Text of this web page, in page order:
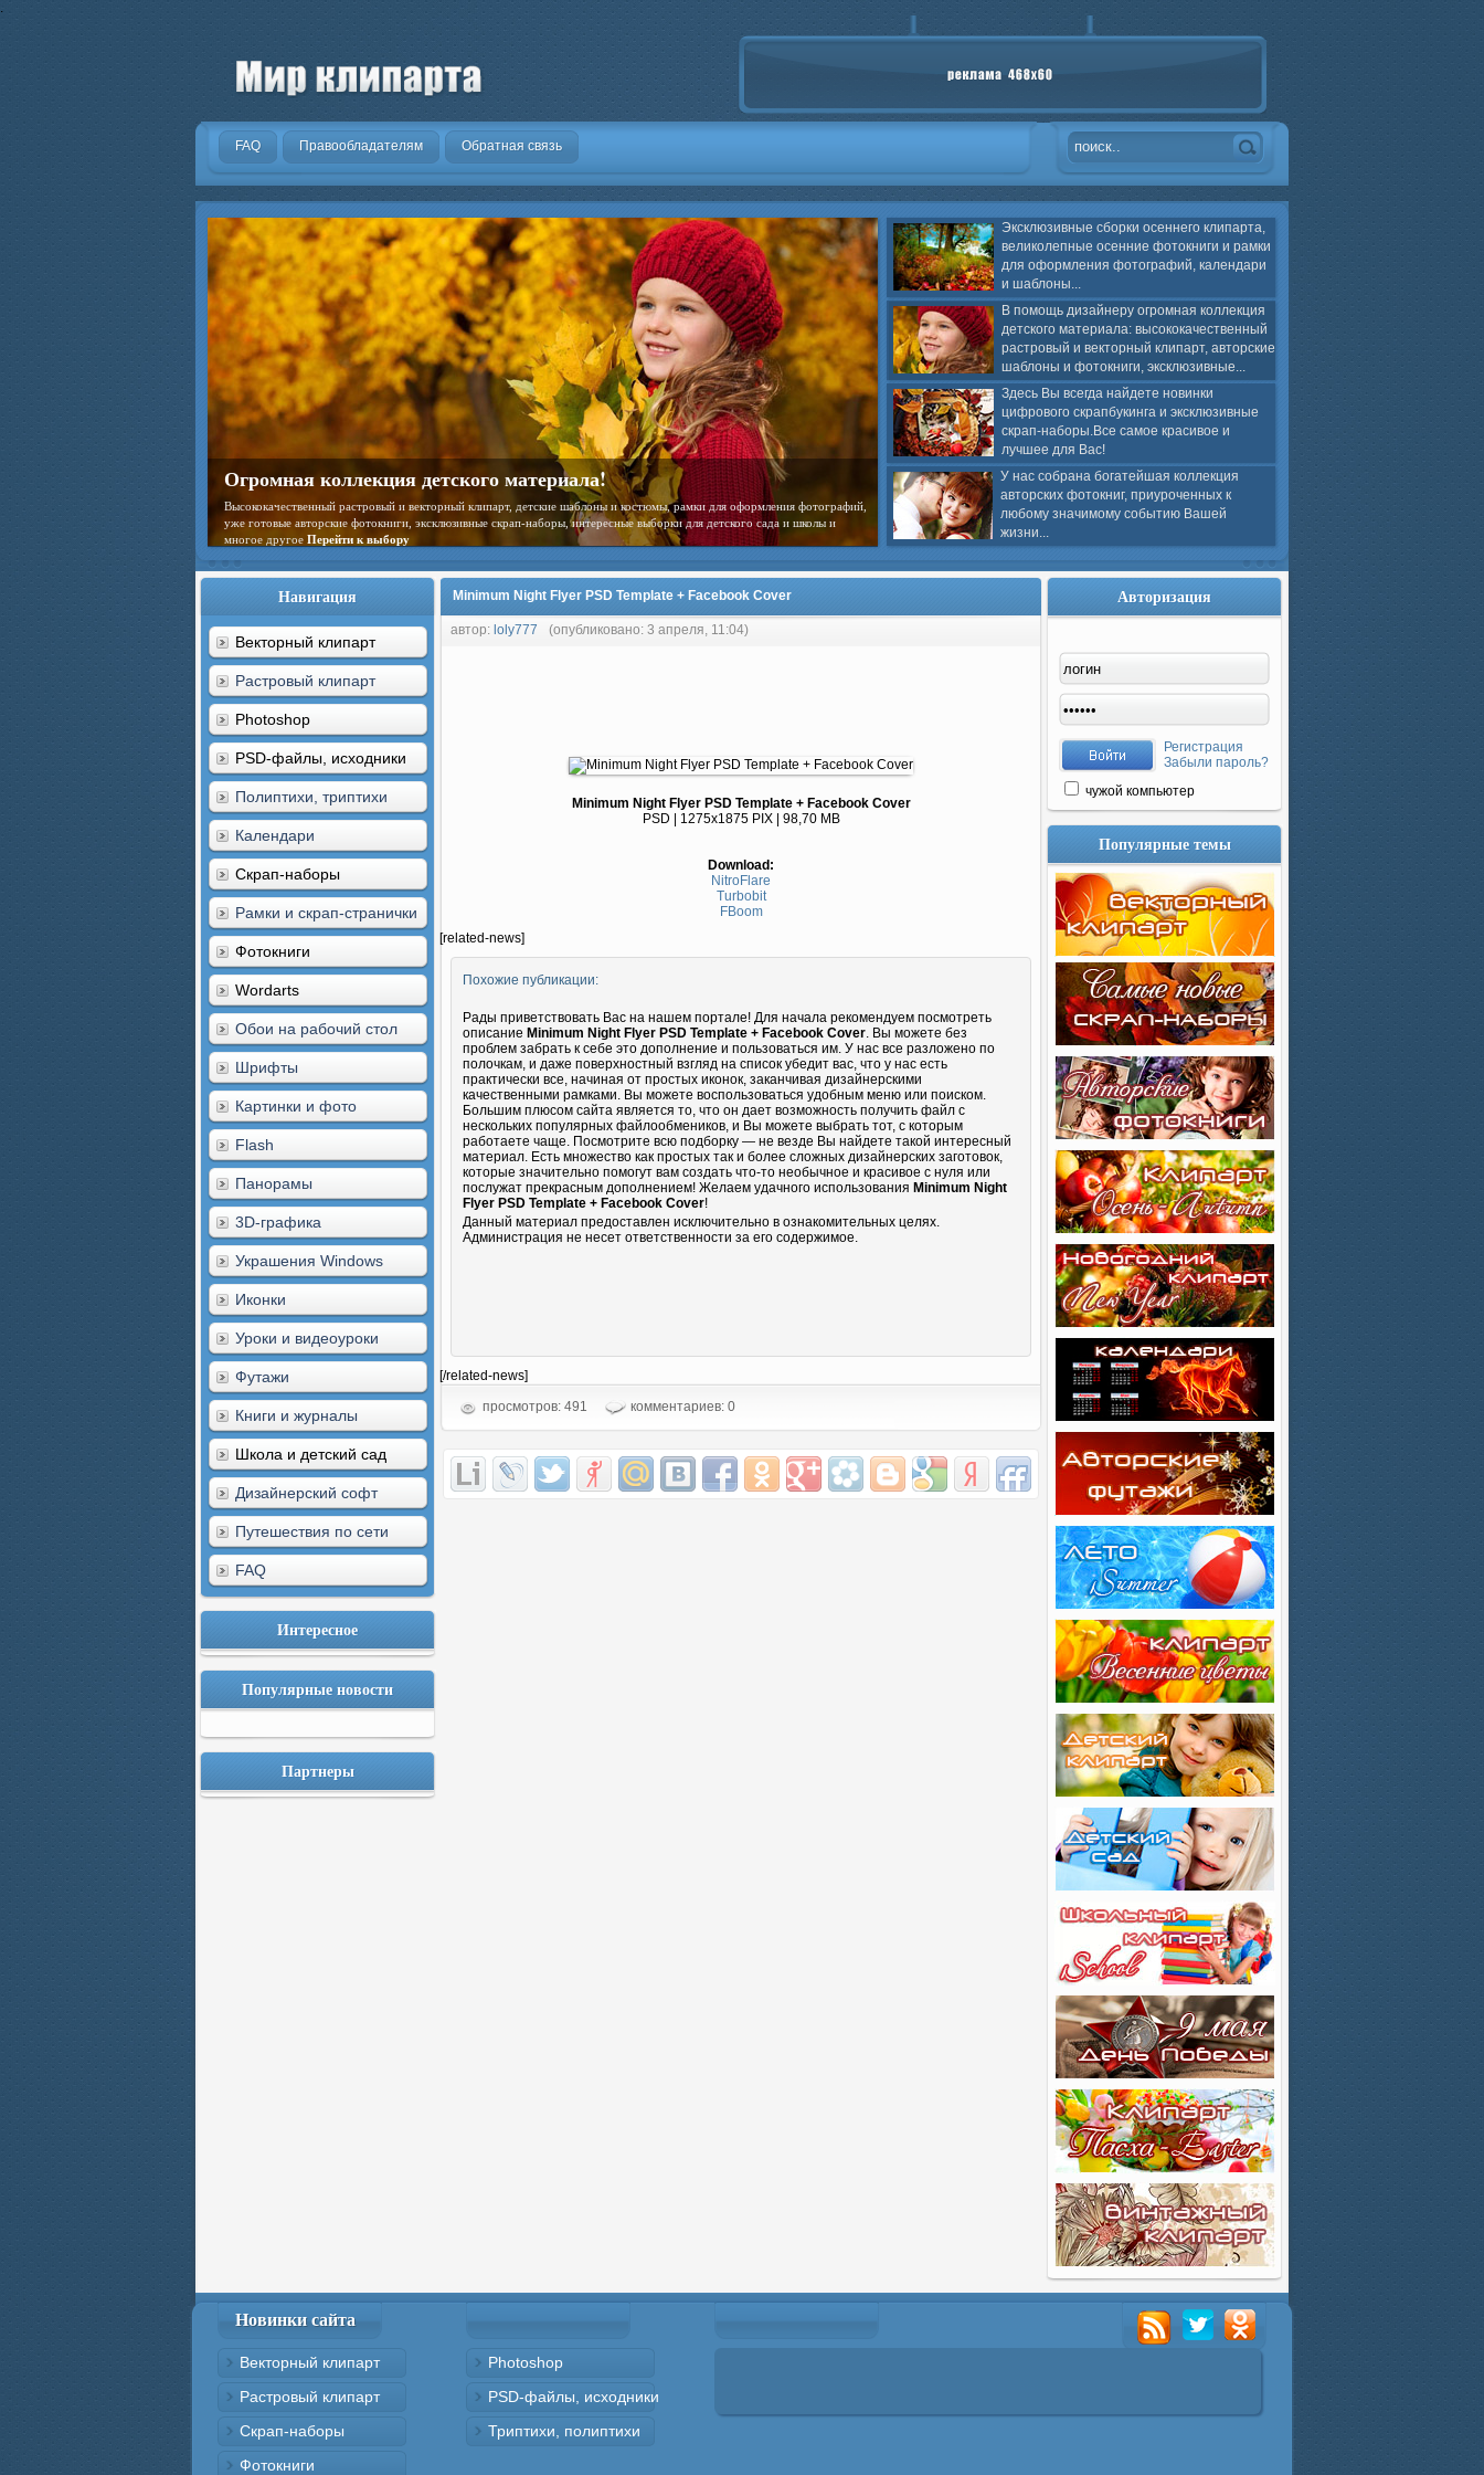
.
FAQ Правообладателям Обратная связь
Эксклюзивные сборки осеннего клипарта,
великолепные осенние фотокниги и рамки
для оформления фотографий, календари
и шаблоны...
В помощь дизайнеру огромная коллекция
детского материала: высококачественный
растровый и векторный клипарт, авторские
шаблоны и фотокниги, эксклюзивные...
Здесь Вы всегда найдете новинки
цифрового скрапбукинга и эксклюзивные
скрап-наборы.Все самое красивое и
лучшее для Вас!
У нас собрана богатейшая коллекция
авторских фотокниг, приуроченных к
любому значимому событию Вашей
жизни...
Огромная коллекция детского материала!
Высококачественный растровый и векторный клипарт, детские шаблоны и костюмы, рамки для оформления фотографий,
уже готовые авторские фотокниги, эксклюзивные скрап-наборы, интересные выборки для детского сада и школы и
многое другое Перейти к выбору
Навигация
Векторный клипарт
Растровый клипарт
Photoshop
PSD-файлы, исходники
Полиптихи, триптихи
Календари
Скрап-наборы
Рамки и скрап-странички
Фотокниги
Wordarts
Обои на рабочий стол
Шрифты
Картинки и фото
Flash
Панорамы
3D-графика
Украшения Windows
Иконки
Уроки и видеоуроки
Футажи
Книги и журналы
Школа и детский сад
Дизайнерский софт
Путешествия по сети
FAQ
Интересное
Популярные новости
Партнеры
Minimum Night Flyer PSD Template + Facebook Cover
автор: loly777 (опубликовано: 3 апреля, 11:04)
Minimum Night Flyer PSD Template + Facebook Cover
PSD | 1275x1875 PIX | 98,70 MB
Download:
NitroFlare
Turbobit
FBoom
[related-news]
Похожие публикации:
Рады приветствовать Вас на нашем портале! Для начала рекомендуем посмотреть
описание Minimum Night Flyer PSD Template + Facebook Cover. Вы можете без
проблем забрать к себе это дополнение и пользоваться им. У нас все разложено по
полочкам, и даже поверхностный взгляд на список убедит вас, что у нас есть
практически все, начиная от простых иконок, заканчивая дизайнерскими
качественными рамками. Вы можете воспользоваться удобным меню или поиском.
Большим плюсом сайта является то, что он дает возможность получить файл с
нескольких популярных файлообмеников, и Вы можете выбрать тот, с которым
работаете чаще. Посмотрите всю подборку — не везде Вы найдете такой интересный
материал. Есть множество как простых так и более сложных дизайнерских заготовок,
которые значительно помогут вам создать что-то необычное и красивое с нуля или
послужат прекрасным дополнением! Желаем удачного использования Minimum Night
Flyer PSD Template + Facebook Cover!
Данный материал предоставлен исключительно в ознакомительных целях.
Администрация не несет ответственности за его содержимое.
[/related-news]
просмотров: 491
комментариев: 0
Авторизация
Регистрация
Забыли пароль?
чужой компьютер
Популярные темы
Новинки сайта
Векторный клипарт
Растровый клипарт
Скрап-наборы
Фотокниги
Photoshop
PSD-файлы, исходники
Триптихи, полиптихи